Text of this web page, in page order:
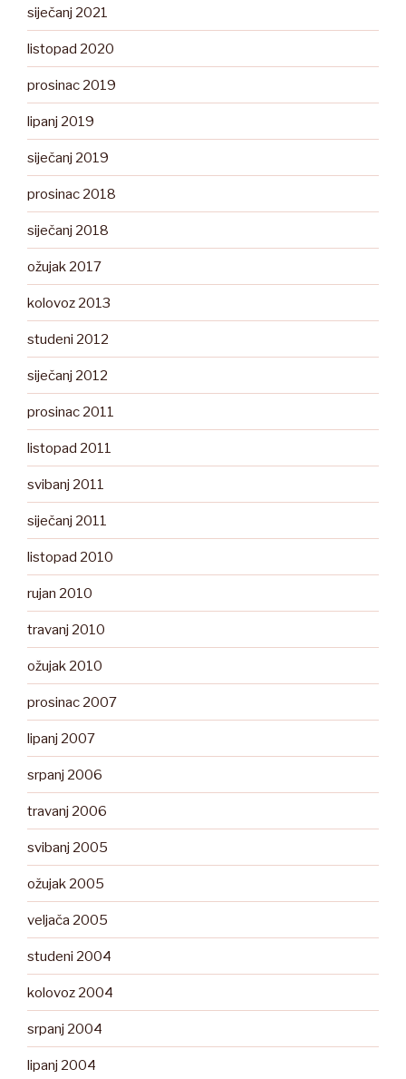
siječanj 2021
listopad 2020
prosinac 2019
lipanj 2019
siječanj 2019
prosinac 2018
siječanj 2018
ožujak 2017
kolovoz 2013
studeni 2012
siječanj 2012
prosinac 2011
listopad 2011
svibanj 2011
siječanj 2011
listopad 2010
rujan 2010
travanj 2010
ožujak 2010
prosinac 2007
lipanj 2007
srpanj 2006
travanj 2006
svibanj 2005
ožujak 2005
veljača 2005
studeni 2004
kolovoz 2004
srpanj 2004
lipanj 2004